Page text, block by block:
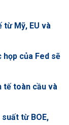
từ Mỹ, EU và
họp của Fed sẽ
tế toàn cầu và
từ BOE,